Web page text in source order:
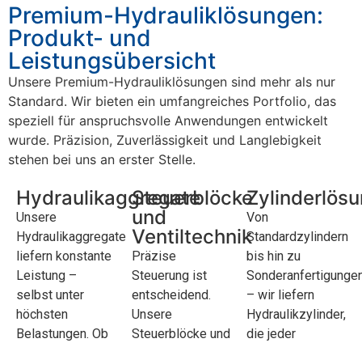
Premium-Hydrauliklösungen:
Produkt- und
Leistungsübersicht
Unsere Premium-Hydrauliklösungen sind mehr als nur
Standard. Wir bieten ein umfangreiches Portfolio, das
speziell für anspruchsvolle Anwendungen entwickelt
wurde. Präzision, Zuverlässigkeit und Langlebigkeit
stehen bei uns an erster Stelle.
Hydraulikaggregate
Unsere
Hydraulikaggregate
liefern konstante
Leistung –
selbst unter
höchsten
Belastungen. Ob
Steuerblöcke
und
Ventiltechnik
Präzise
Steuerung ist
entscheidend.
Unsere
Steuerblöcke und
Von
Standardzylindern
bis hin zu
– wir liefern
Hydraulikzylinder,
die jeder